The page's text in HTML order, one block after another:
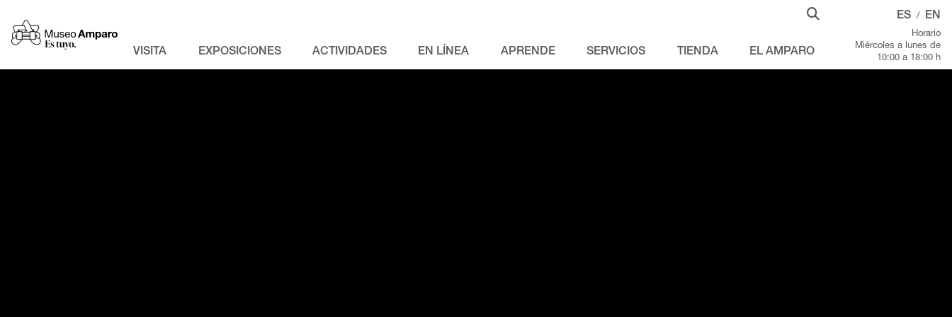
VISITA EXPOSICIONES ACTIVIDADES EN LÍNEA APRENDE SERVICIOS TIENDA EL AMPARO
ES / EN
Horario
Miércoles a lunes de
10:00 a 18:00 h